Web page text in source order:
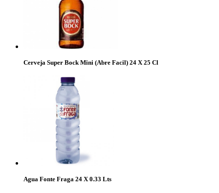
Cerveja Super Bock Mini (Abre Facil) 24 X 25 Cl
Agua Fonte Fraga 24 X 0.33 Lts